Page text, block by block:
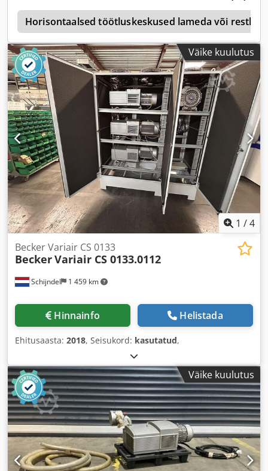
Horisontaalsed töötluskeskused lameda või
Väike kuulutus
1 /4
Schijndel 1 459 km
Becker Variair CS 0133
BeckerVariair CS 0133.0112
Hinnainfo Helistada
Ehitusaasta: 2018, Seisukord: kasutatud,
Väike kuulutus